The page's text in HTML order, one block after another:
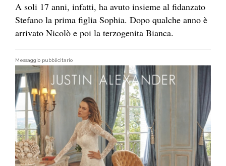
A soli 17 anni, infatti, ha avuto insieme al fidanzato
Stefano la prima figlia Sophia. Dopo qualche anno è
arrivato Nicolò e poi la terzogenita Bianca.
Messaggio pubblicitario